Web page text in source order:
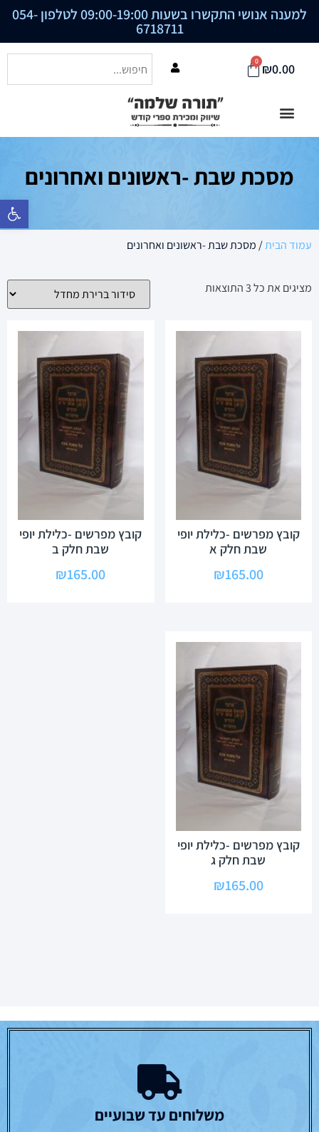
פתח סרגל
למענה אנושי התקשרו בשעות 09:00-19:00 לטלפון 054-
6718711
₪0.00
0
מסכת שבת -ראשונים ואחרונים
עמוד הבית/ מסכת שבת -ראשונים ואחרונים
מציגים את כל ⁦3⁩ התוצאות
קובץ מפרשים -כלילת יופי
שבת חלק א
₪165.00
קובץ מפרשים -כלילת יופי
שבת חלק ב
₪165.00
קובץ מפרשים -כלילת יופי
שבת חלק ג
₪165.00
משלוחים עד שבועיים